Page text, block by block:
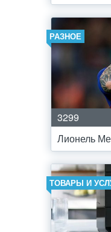
РАЗНОЕ
3299
Лионель
ТОВАРЫ И